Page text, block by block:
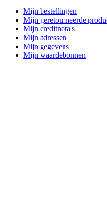
Mijn bestellingen
Mijn geretourneerde
Mijn creditnota's
Mijn adressen
Mijn gegevens
Mijn waardebonnen